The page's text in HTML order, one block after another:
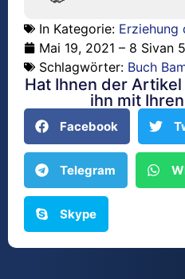
In Kategorie: Erziehung
Mai 19, 2021 – 8 Sivan
Schlagwörter: Buch
Hat Ihnen der
ihn mit
Facebook
Telegram
Skype